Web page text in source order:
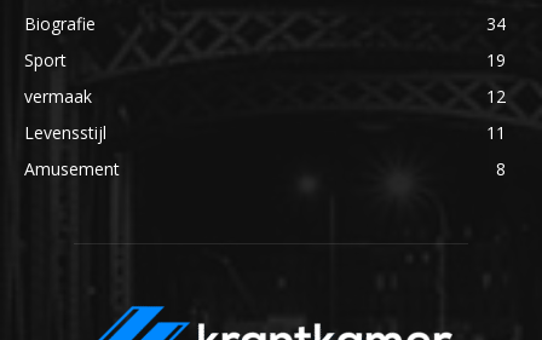
Biografie
34
Sport
19
vermaak
12
Levensstijl
11
Amusement
8